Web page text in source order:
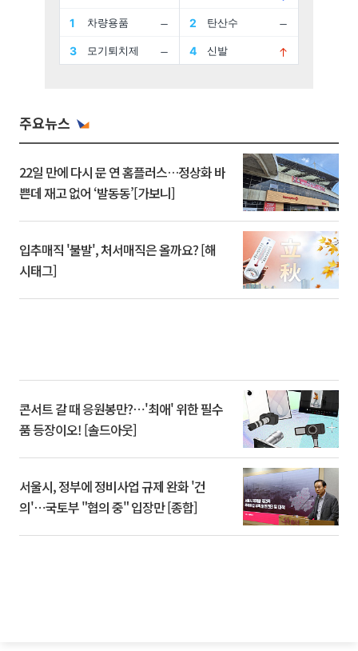
주요뉴스
22일 만에 다시 문 연 홈플러스…정상화 바
쁜데 재고 없어 ‘발동동’[가보니]
입추매직 '불발', 처서매직은 올까요? [해
시태그]
콘서트 갈 때 응원봉만?⋯'최애' 위한 필수
품 등장이오! [솔드아웃]
서울시, 정부에 정비사업 규제 완화 '건
의'⋯국토부 "협의 중" 입장만 [종합]